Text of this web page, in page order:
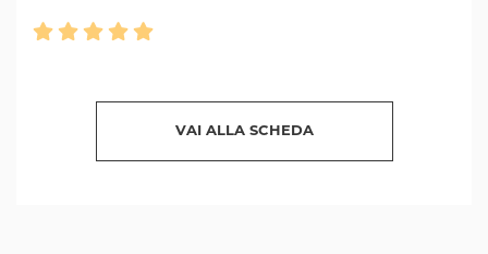
VAI ALLA SCHEDA